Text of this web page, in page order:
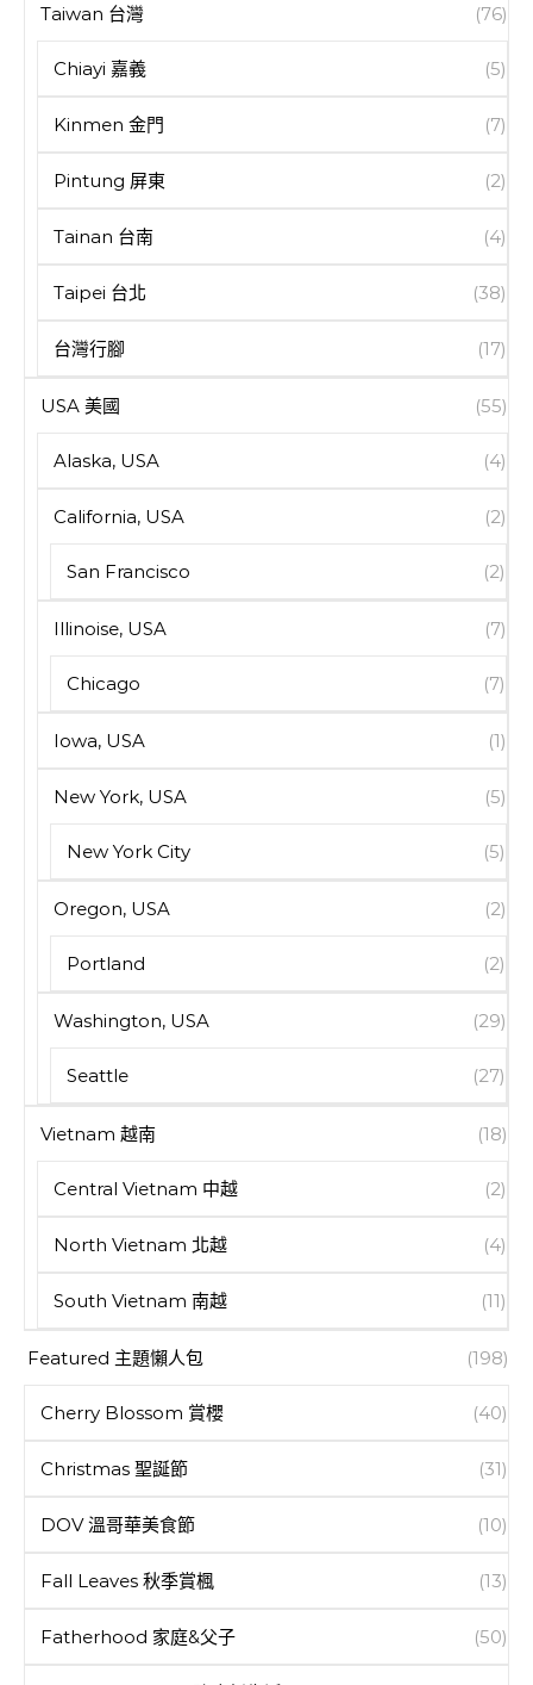
Taiwan 台灣 (76)
Chiayi 嘉義 (5)
Kinmen 金門 (7)
Pintung 屏東 (2)
Tainan 台南 (4)
Taipei 台北 (38)
台灣行腳 (17)
USA 美國 (55)
Alaska, USA (4)
California, USA (2)
San Francisco (2)
Illinoise, USA (7)
Chicago (7)
Iowa, USA (1)
New York, USA (5)
New York City (5)
Oregon, USA (2)
Portland (2)
Washington, USA (29)
Seattle (27)
Vietnam 越南 (18)
Central Vietnam 中越 (2)
North Vietnam 北越 (4)
South Vietnam 南越 (11)
Featured 主題懶人包 (198)
Cherry Blossom 賞櫻 (40)
Christmas 聖誕節 (31)
DOV 溫哥華美食節 (10)
Fall Leaves 秋季賞楓 (13)
Fatherhood 家庭&父子 (50)